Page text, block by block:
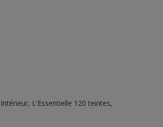
L'Essentielle 120 teintes,